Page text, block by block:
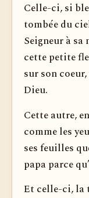
Celle-ci, si
tombée du
Seigneur à sa
cette petite
sur son
Dieu.
Cette autre,
comme les
ses feuilles
papa parce
Et celle-ci, la